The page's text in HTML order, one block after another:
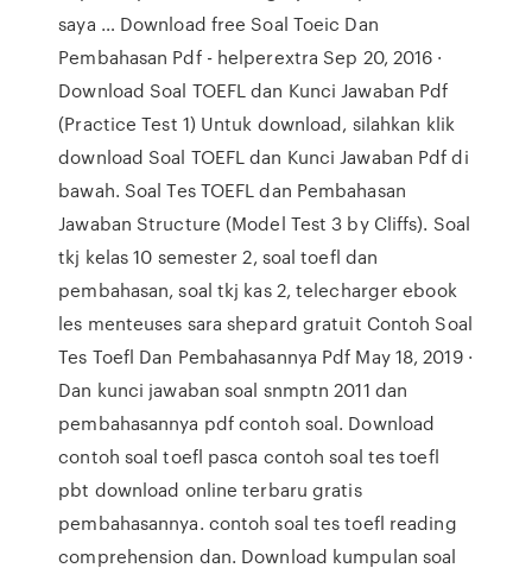
saya … Download free Soal Toeic Dan
Pembahasan Pdf - helperextra Sep 20, 2016 ·
Download Soal TOEFL dan Kunci Jawaban Pdf
(Practice Test 1) Untuk download, silahkan klik
download Soal TOEFL dan Kunci Jawaban Pdf di
bawah. Soal Tes TOEFL dan Pembahasan
Jawaban Structure (Model Test 3 by Cliffs). Soal
tkj kelas 10 semester 2, soal toefl dan
pembahasan, soal tkj kas 2, telecharger ebook
les menteuses sara shepard gratuit Contoh Soal
Tes Toefl Dan Pembahasannya Pdf May 18, 2019 ·
Dan kunci jawaban soal snmptn 2011 dan
pembahasannya pdf contoh soal. Download
contoh soal toefl pasca contoh soal tes toefl
pbt download online terbaru gratis
pembahasannya. contoh soal tes toefl reading
comprehension dan. Download kumpulan soal